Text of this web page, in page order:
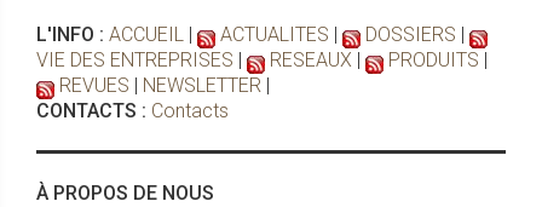
L'INFO : ACCUEIL ACTUALITES DOSSIERS
VIE DES ENTREPRISES
RESEAUX PRODUITS
REVUES
NEWSLETTER
CONTACTS : Contacts
À PROPOS DE NOUS